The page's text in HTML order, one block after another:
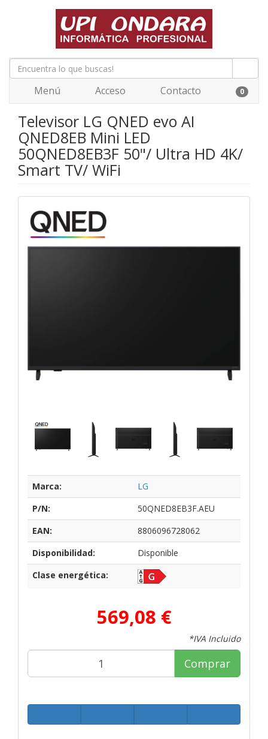
Menú Acceso Contacto 0
Televisor LG QNED evo AI
QNED8EB Mini LED
50QNED8EB3F 50"/ Ultra HD 4K/
Smart TV/ WiFi
Marca:
LG
P/N:
50QNED8EB3F.AEU
EAN:
8806096728062
Disponibilidad:
Disponible
Clase energética:
569,08 €
*IVA Incluido
Comprar